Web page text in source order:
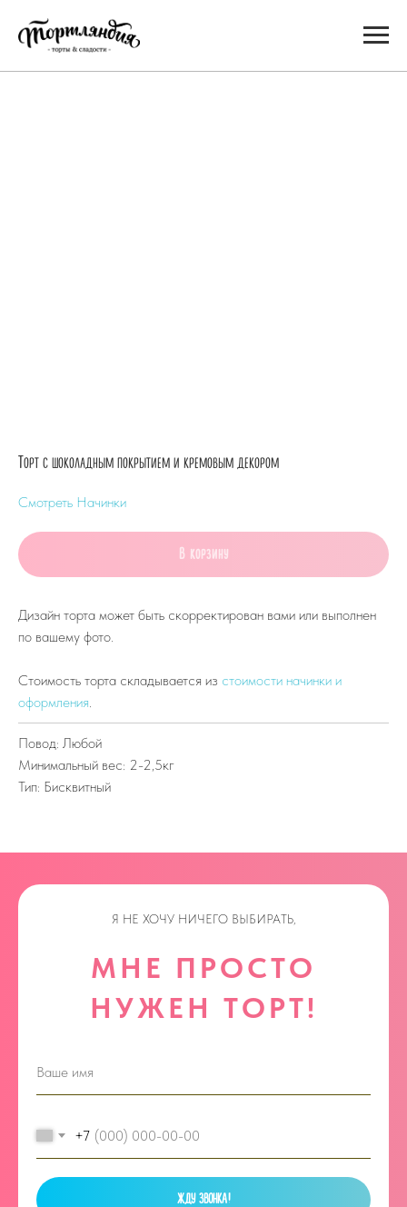
Торт с шоколадным покрытием и кремовым декором
Смотреть Начинки
В корзину
Дизайн торта может быть скорректирован вами или выполнен
по вашему фото.
Стоимость торта складывается из стоимости начинки и
оформления.
Повод: Любой
Минимальный вес: 2-2,5кг
Тип: Бисквитный
Я НЕ ХОЧУ НИЧЕГО ВЫБИРАТЬ,
МНЕ ПРОСТО
НУЖЕН ТОРТ!
+7
ЖДУ ЗВОНКА!